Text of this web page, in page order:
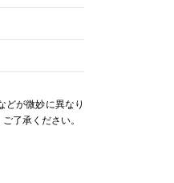
どが微妙に異なり
了承ください。